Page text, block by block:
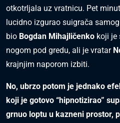
otkotrljala uz vratnicu. Pet
lucidno izgurao suigrača
bio Bogdan Mihajličenko koji je
nogom pod gredu, ali je vratar
krajnjim naporom izbiti.
No, ubrzo potom je jednako
koji je gotovo “hipnotizirao”
grnuo loptu u kazneni prostor,